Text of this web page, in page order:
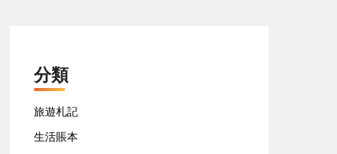
分類
旅遊札記
生活賬本